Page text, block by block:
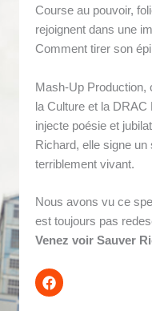
Course au pouvoir,
rejoignent dans une
Comment tirer son
Mash-Up Production,
la Culture et la
injecte poésie et
Richard, elle signe
terriblement vivant.
Nous avons vu ce
est toujours pas
Venez voir Sauver
F
a
c